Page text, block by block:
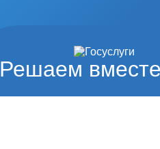
Решаем вместе